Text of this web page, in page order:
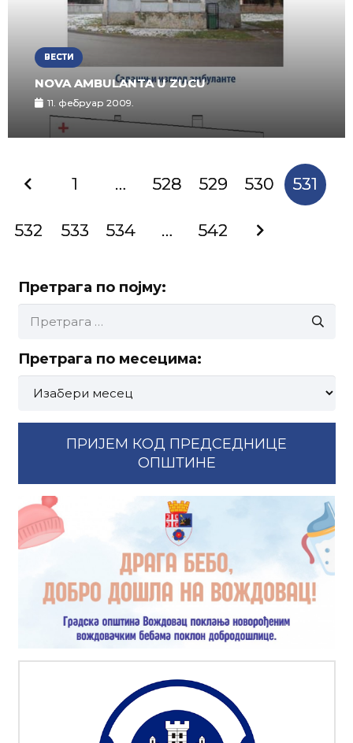
ВЕСТИ
NOVA AMBULANTA U ZUCU
11. фебруар 2009.
1 … 528 529 530 531
532 533 534 … 542
Претрага по појму:
за:
Претрага по месецима:
месецима:
ПРИЈЕМ КОД ПРЕДСЕДНИЦЕ
ОПШТИНЕ